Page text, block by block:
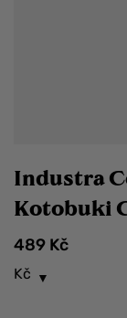
Industra
Kotobuki
489 Kč
Kč